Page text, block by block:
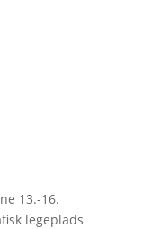
13.-16.
legeplads